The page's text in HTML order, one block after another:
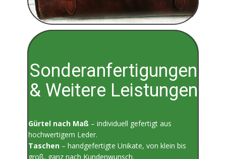
Sonderanfertigungen
& Weitere Leistungen
Gürtel nach Maß – individuell gefertigt aus
hochwertigem Leder.
Taschen – handgefertigte Unikate, von klein bis
groß, ganz nach Kundenwunsch.